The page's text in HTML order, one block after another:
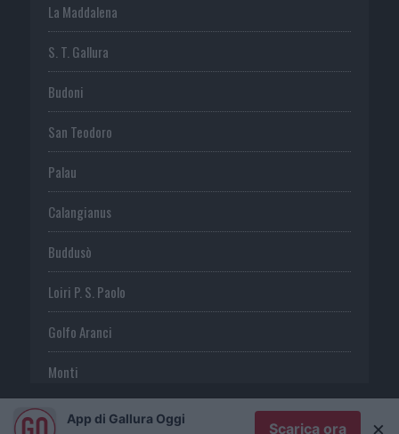
La Maddalena
S. T. Gallura
Budoni
San Teodoro
Palau
Calangianus
Buddusò
Loiri P. S. Paolo
Golfo Aranci
Monti
TeltiApp di Gallura Oggi
Scarica ora ×